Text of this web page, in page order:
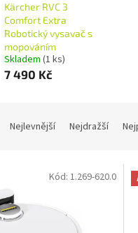
Kärcher RVC 3
Comfort Extra
Robotický vysavač s
mopováním
Skladem (1 ks)
7 490 Kč
Nejlevnější Nejdražší
Kód: 1.269-620.0